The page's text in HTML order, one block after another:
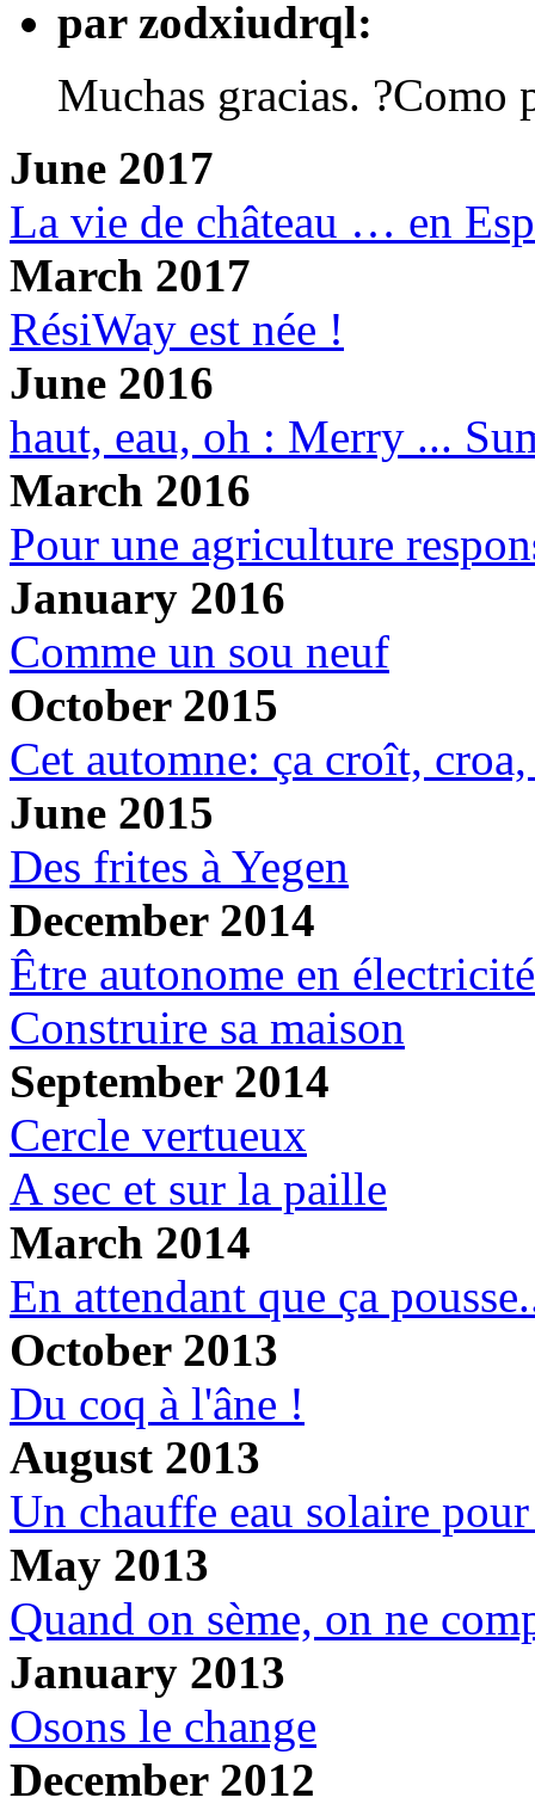
par zodxiudrql:
Muchas gracias. ?Como
June 2017
La vie de château … en
March 2017
RésiWay est née !
June 2016
haut, eau, oh : Merry ...
March 2016
Pour une agriculture
January 2016
Comme un sou neuf
October 2015
Cet automne: ça croît,
June 2015
Des frites à Yegen
December 2014
Être autonome en électricité
Construire sa maison
September 2014
Cercle vertueux
A sec et sur la paille
March 2014
En attendant que ça
October 2013
Du coq à l'âne !
August 2013
Un chauffe eau solaire
May 2013
Quand on sème, on ne
January 2013
Osons le change
December 2012